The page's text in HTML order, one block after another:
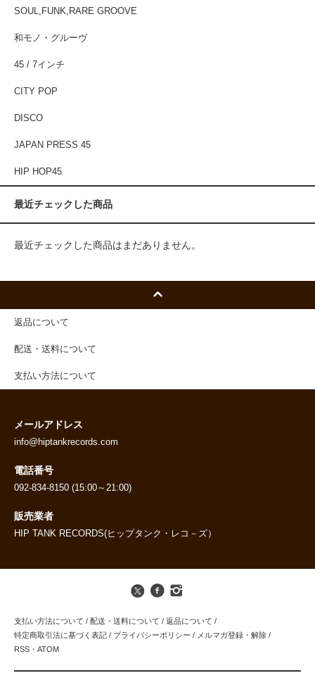
SOUL,FUNK,RARE GROOVE
和モノ・グルーヴ
45 / 7インチ
CITY POP
DISCO
JAPAN PRESS 45
HIP HOP45
最近チェックした商品
最近チェックした商品はまだありません。
返品について
配送・送料について
支払い方法について
メールアドレス
info@hiptankrecords.com
電話番号
092-834-8150 (15:00～21:00)
販売業者
HIP TANK RECORDS(ヒップタンク・レコ－ズ）
支払い方法について / 配送・送料について / 返品について /
特定商取引法に基づく表記 / プライバシーポリシー / メルマガ登録・解除 /
RSS ・ ATOM